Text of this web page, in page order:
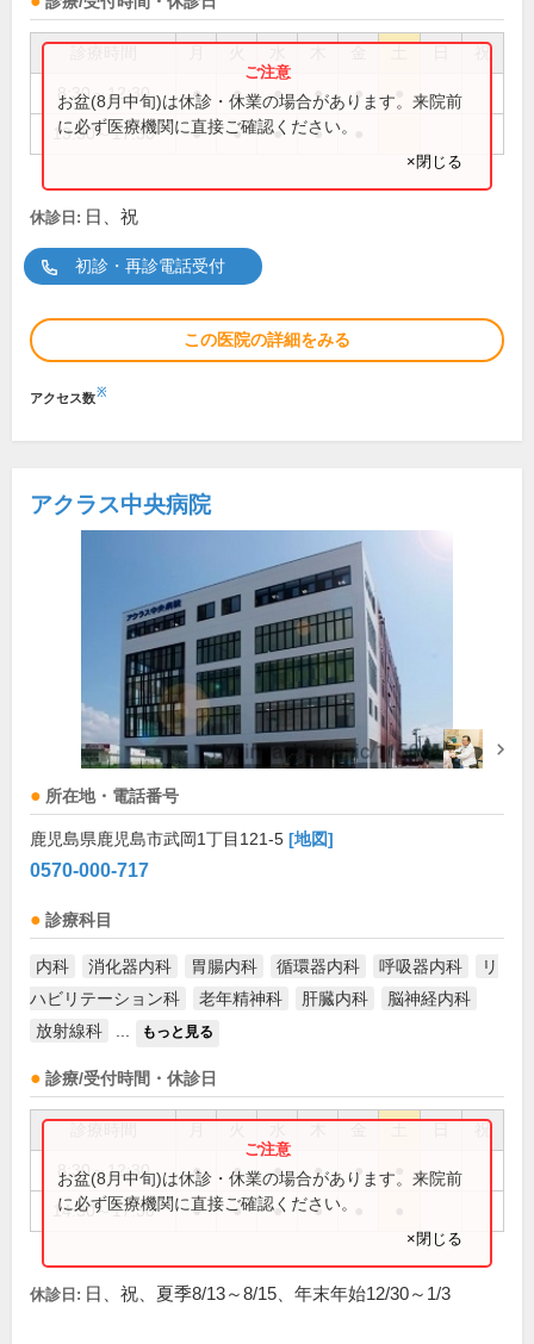
祝
8:30～12:30 ● ● ● ● ●
13:30～17:30 ● ● ● ●
お盆(8月中旬)は休診・休業の場合があります。来院前
に必ず医療機関に直接ご確認ください。
×閉じる
休診日: 日、祝
初診・再診電話受付
この医院の詳細をみる
アクセス数※
アクラス中央病院
所在地・電話番号
鹿児島県鹿児島市武岡1丁目121-5 [地図]
0570-000-717
診療科目
内科 消化器内科 胃腸内科 循環器内科 呼吸器内科
リ
ハビリテーション科
老年精神科 肝臓内科
脳神経内科
放射線科
もっと見る
診療/受付時間・休診日
祝
8:30～12:30 ● ● ● ● ●
14:30～17:30 ● ● ● ●
お盆(8月中旬)は休診・休業の場合があります。来院前
に必ず医療機関に直接ご確認ください。
×閉じる
休診日: 日、祝、夏季8/13～8/15、年末年始12/30～1/3